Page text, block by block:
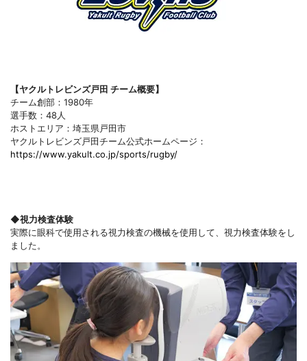
【ヤクルトレビンズ戸田 チーム概要】
チーム創部：1980年
選手数：48人
ホストエリア：埼玉県戸田市
ヤクルトレビンズ戸田チーム公式ホームページ：
https://www.yakult.co.jp/sports/rugby/
◆視力検査体験
実際に眼科で使用される視力検査の機械を使用して、視力検査体験をし
ました。